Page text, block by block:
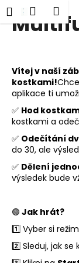
Přejít PřihlášeníNákupní
košík
Vítej v naší
kostkami!
aplikace ti
✅ Hod
kostkami a
✅ Odečítání
do 30, ale
✅ Dělení
výsledek bude
🟢 Jak hrát?
1️⃣ Vyber si
2️⃣ Sleduj, jak
K
o Zpět
Zpět
C
o
p
o
t
ř
e
b
u
e
t
e